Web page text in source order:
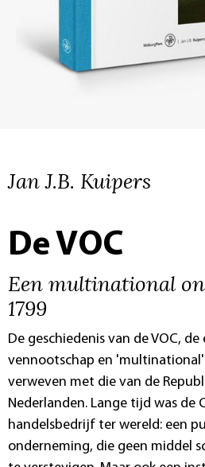
Jan J.B. Kuipers
De VOC
Een multinational
1799
De geschiedenis van de VOC,
vennootschap en
verweven met die van de
Nederlanden. Lange tijd was
handelsbedrijf ter wereld: een
onderneming, die geen middel